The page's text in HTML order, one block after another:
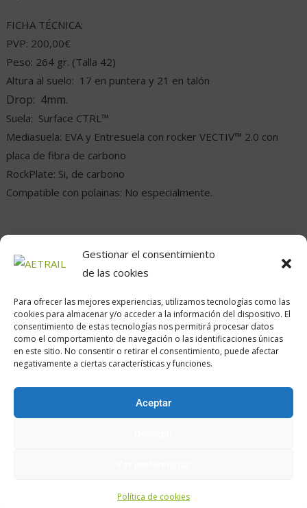
Gestionar el consentimiento
de las cookies
Para ofrecer las mejores experiencias, utilizamos tecnologías como las
cookies para almacenar y/o acceder a la información del dispositivo. El
consentimiento de estas tecnologías nos permitirá procesar datos
como el comportamiento de navegación o las identificaciones únicas
en este sitio. No consentir o retirar el consentimiento, puede afectar
negativamente a ciertas características y funciones.
Aceptar
Política de cookies
FICHA TÉCNICA:
PVP: 200,00€
Peso: 264 gr. (Talla 42)
Altura al suelo: 17 en puntera y 21 en talón
Drop: 4mm.
Suela: Surface CTRL™
Mediasuela: EVA y Entresuela con rocker VECTIV™ 2.0 con
placa de fibra de carbono
RockPlate: Si, de carbono
Compatible con polainas: No especialmente.
Calle Daoiz, 12, Madrid
Aviso legal z.Política de privacidad